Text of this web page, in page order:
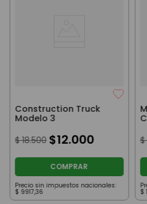
Construction Truck
Modelo 3
$ 18.500 $12.000
COMPRAR
Precio sin impuestos nacionales:
$ 9917,36
$
$